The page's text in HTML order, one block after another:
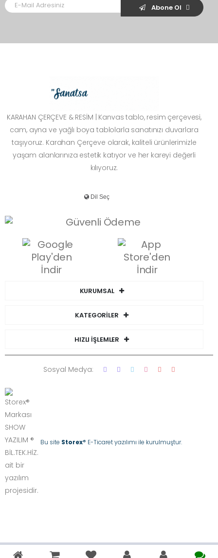
Abone Ol
KARAHAN ÇERÇEVE & RESİM | Kanvas tablo, resim çerçevesi,
cam, ayna ve yağlı boya tablolarla sanatınızı duvarlara
taşıyoruz. Karahan Çerçeve olarak, kaliteli ürünlerimizle
yaşam alanlarınıza estetik katıyor ve her kareyi değerli
kılıyoruz.
KURUMSAL
KATEGORİLER
HIZLI İŞLEMLER
Bu site Storex® E-Ticaret yazılımı ile kurulmuştur.
Sosyal Medya: